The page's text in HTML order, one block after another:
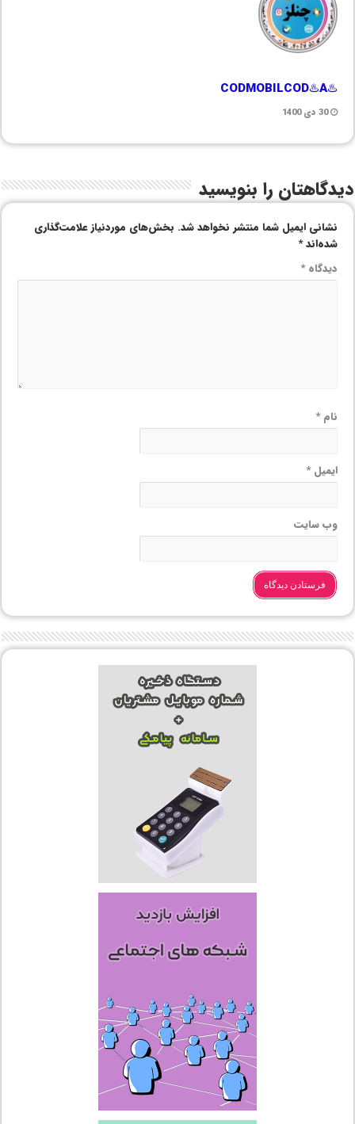
♨️CODMOBILCOD♨️A
30 دی 1400
دیدگاهتان را بنویسید
نشانی ایمیل شما منتشر نخواهد شد. بخش‌های موردنیاز علامت‌گذاری
شده‌اند*
دیدگاه*
نام*
ایمیل*
وب‌ سایت